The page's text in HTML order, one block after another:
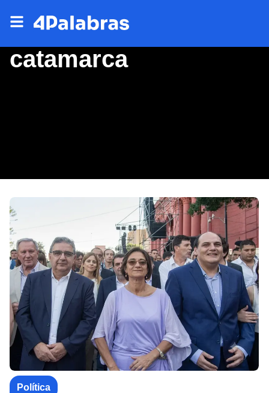
catamarca
Política